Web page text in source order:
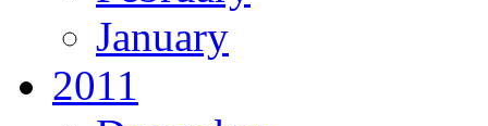
January
2011